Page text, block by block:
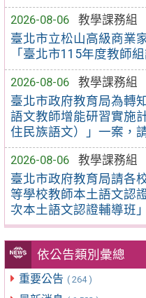
2026-08-06
教學課務組
臺北市立松山高級商業
「臺北市115年度教師
2026-08-06
教學課務組
臺北市政府教育局為轉
語文教師增能研習實施
住民族語文）」一案，
2026-08-06
教學課務組
臺北市政府教育局請各
等學校教師本土語文認
次本土語文認證輔導班」
依公告類別彙總
重要公告 ( 264 )